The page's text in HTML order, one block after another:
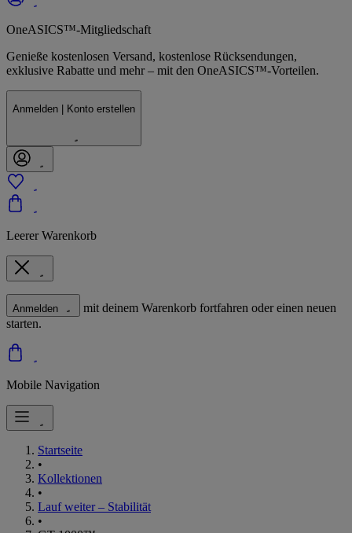
OneASICS™-Mitgliedschaft
Genieße kostenlosen Versand, kostenlose Rücksendungen,
exklusive Rabatte und mehr – mit den OneASICS™-Vorteilen.
Anmelden | Konto erstellen
Leerer Warenkorb
Anmelden
mit deinem Warenkorb fortfahren oder einen neuen
starten.
Mobile Navigation
Startseite
•
Kollektionen
•
Lauf weiter – Stabilität
•